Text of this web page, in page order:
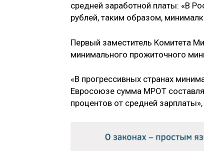
средней заработной платы: «В
рублей, таким образом,
Первый заместитель Комитета
минимального прожиточного
«В прогрессивных странах
Евросоюзе сумма МРОТ
процентов от средней